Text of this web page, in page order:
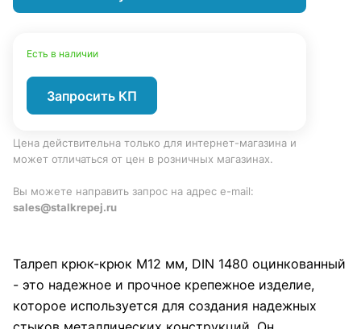
Есть в наличии
Запросить КП
Цена действительна только для интернет-магазина и
может отличаться от цен в розничных магазинах.
Вы можете направить запрос на адрес e-mail:
sales@stalkrepej.ru
Талреп крюк-крюк М12 мм, DIN 1480 оцинкованный
- это надежное и прочное крепежное изделие,
которое используется для создания надежных